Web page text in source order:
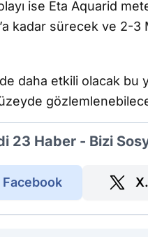
ise Eta Aquarid
kadar sürecek ve 2-
daha etkili olacak
23 Haber - Bizi
Facebook